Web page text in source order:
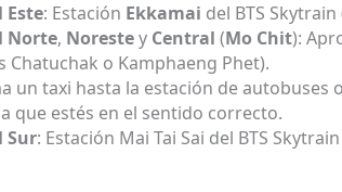
Este: Estación Ekkamai del BTS
Norte, NoresteyCentral (Mo Chit):
Chatuchak o Kamphaeng Phet).
un taxi hasta la estación de autobuses
que estés en el sentido correcto.
Sur: Estación Mai Tai Sai del BTS